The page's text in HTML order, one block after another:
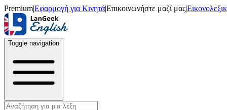
Premium|Εφαρμογή για Κινητά|Επικοινωνήστε μαζί μας|
Toggle navigation